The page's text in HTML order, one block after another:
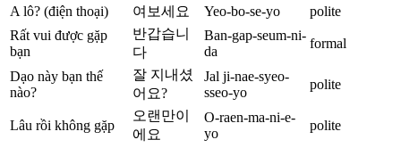
A lô? (điện thoại) 여보세요 Yeo-bo-se-yo
polite
Rất vui được gặp
bạn
반갑습니
다
Ban-gap-seum-ni-
da
formal
Dạo này bạn thế
nào?
잘 지내셨
어요?
Jal ji-nae-syeo-
sseo-yo
polite
Lâu rồi không gặp
오랜만이
에요
O-raen-ma-ni-e-
yo
polite